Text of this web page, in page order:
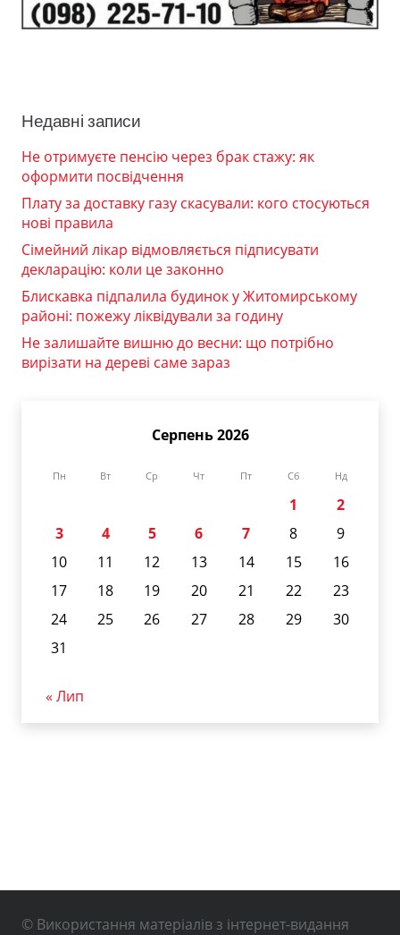
Недавні записи
Не отримуєте пенсію через брак стажу: як
оформити посвідчення
Плату за доставку газу скасували: кого стосуються
нові правила
Сімейний лікар відмовляється підписувати
декларацію: коли це законно
Блискавка підпалила будинок у Житомирському
районі: пожежу ліквідували за годину
Не залишайте вишню до весни: що потрібно
вирізати на дереві саме зараз
Серпень 2026
Пн Вт Ср Чт Пт Сб Нд
1
2
3
4 5 6 7 8
9
10
11 12 13 14 15
16
17
18 19 20 21 22
23
24
25 26 27 28 29
30
31
« Лип
© Використання матеріалів з інтернет-видання